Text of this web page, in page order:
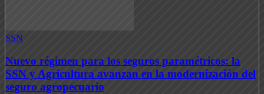
SSN
Nuevo régimen para los seguros paramétricos: la
SSN y Agricultura avanzan en la modernización del
seguro agropecuario